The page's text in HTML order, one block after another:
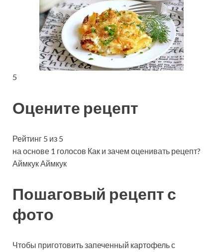
5
Оцените рецепт
Рейтинг 5 из 5
на основе 1 голосов Как и зачем оценивать рецепт?
Аймкук Аймкук
Пошаговый рецепт с
фото
Чтобы приготовить запеченный картофель с